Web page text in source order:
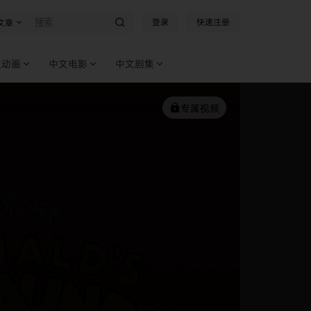
章 登录 快速注册
画 中文电影 中文剧集
专属视频